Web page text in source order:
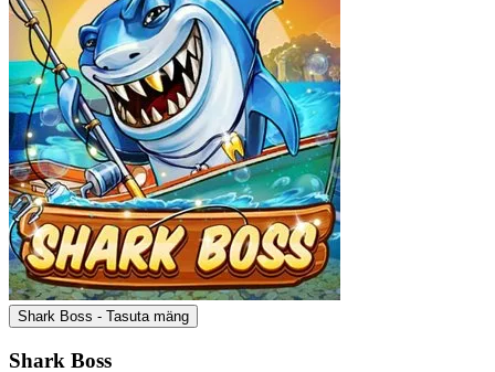
Shark Boss - Tasuta mäng
Shark Boss